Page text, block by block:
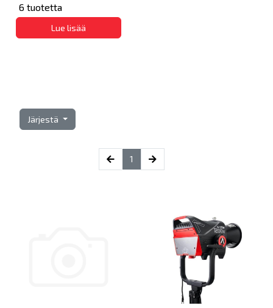
6 tuotetta
Lue lisää
Järjestä
1 (current)